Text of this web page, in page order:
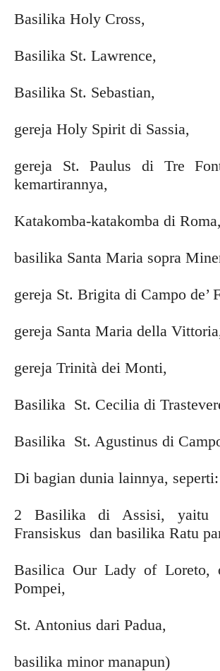
Basilika Holy Cross,
Basilika St. Lawrence,
Basilika St. Sebastian,
gereja Holy Spirit di Sassia,
gereja St. Paulus di Tre
kemartirannya,
Katakomba-katakomba di Roma,
basilika Santa Maria sopra
gereja St. Brigita di Campo de’
gereja Santa Maria della
gereja Trinità dei Monti,
Basilika St. Cecilia di
Basilika St. Agustinus di
Di bagian dunia lainnya, seperti:
2 Basilika di Assisi, yaitu
Fransiskus dan basilika Ratu
Basilica Our Lady of Loreto,
Pompei,
St. Antonius dari Padua,
basilika minor manapun)